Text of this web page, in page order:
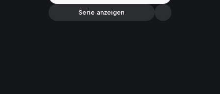
Serie anzeigen